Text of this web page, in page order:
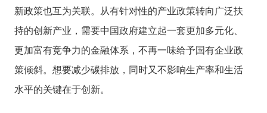
新政策也互为关联。从有针对性的产业政策转向广泛扶
持的创新产业，需要中国政府建立起一套更加多元化、
更加富有竞争力的金融体系，不再一味给予国有企业政
策倾斜。想要减少碳排放，同时又不影响生产率和生活
水平的关键在于创新。